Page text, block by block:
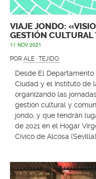
VIAJE JONDO:
GESTIÓN
11 NOV 2021
POR ALE · TEJIDO
Desde El
Ciudad y el Instituto de
organizando las
gestión cultural y
jondo, y que tendrán
de 2021 en el Hogar
Cívico de Alcosa (Sevilla).